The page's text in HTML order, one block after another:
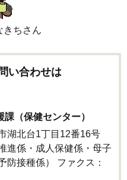
きちさん
い合わせは
（保健センター）
湖北台1丁目12番16号
進係・成人保健係・母子
防接種係） ファクス：